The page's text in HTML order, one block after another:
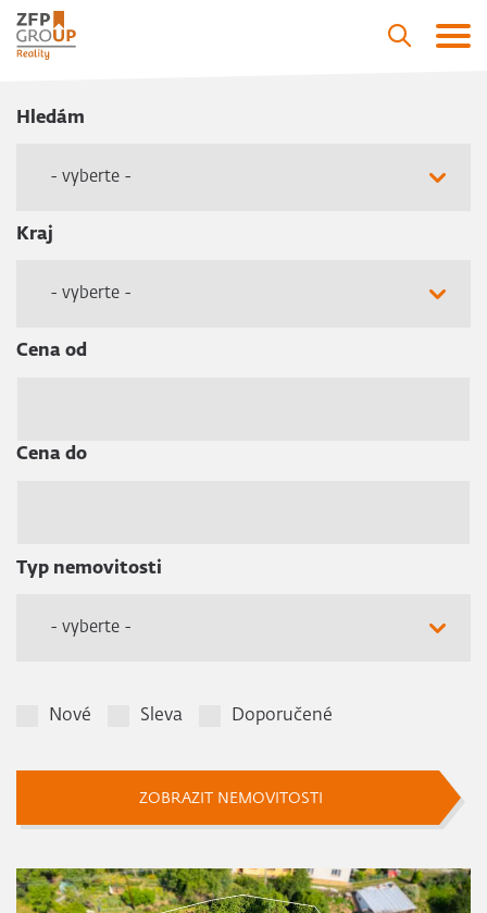
Hledám
- vyberte -
Kraj
- vyberte -
Cena od
Cena do
Typ nemovitosti
- vyberte -
Nové Sleva Doporučené
ZOBRAZIT NEMOVITOSTI